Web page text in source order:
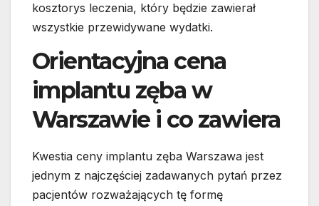
kosztorys leczenia, który będzie zawierał
wszystkie przewidywane wydatki.
Orientacyjna cena
implantu zęba w
Warszawie i co zawiera
Kwestia ceny implantu zęba Warszawa jest
jednym z najczęściej zadawanych pytań przez
pacjentów rozważających tę formę